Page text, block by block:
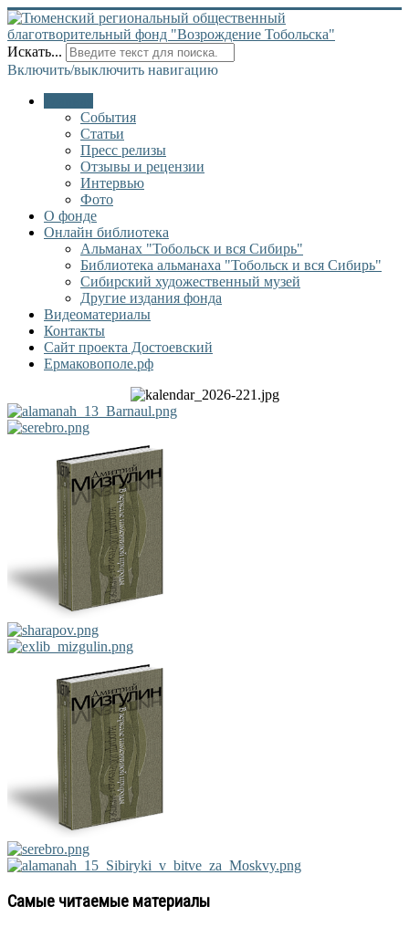
Искать...
Включить/выключить навигацию
События
Статьи
Пресс релизы
Отзывы и рецензии
Интервью
Фото
О фонде
Онлайн библиотека
Альманах "Тобольск и вся Сибирь"
Библиотека альманаха "Тобольск и вся Сибирь"
Сибирский художественный музей
Другие издания фонда
Видеоматериалы
Контакты
Сайт проекта Достоевский
Ермаковополе.рф
Самые читаемые материалы